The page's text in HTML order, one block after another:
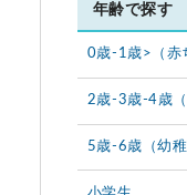
年齢で探す
0歳-1歳>（赤
2歳-3歳-4歳（
5歳-6歳（幼稚